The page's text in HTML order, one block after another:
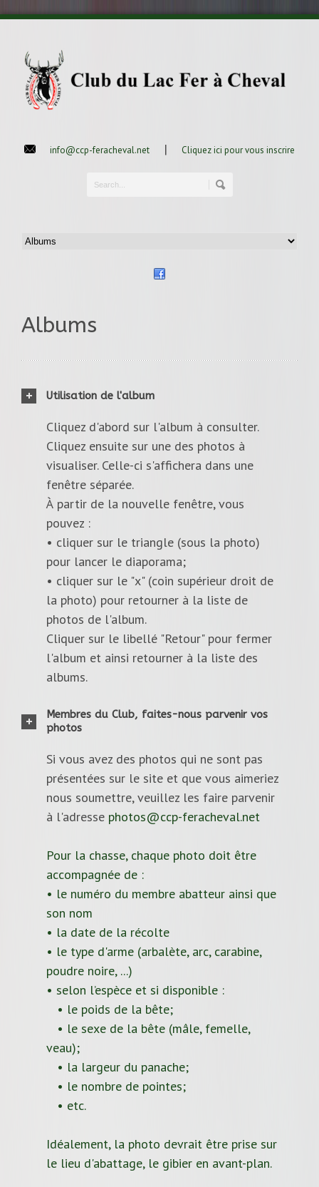
info@ccp-feracheval.net | Cliquez ici pour vous inscrire
Albums
Utilisation de l'album
Cliquez d'abord sur l'album à consulter.
Cliquez ensuite sur une des photos à
visualiser. Celle-ci s'affichera dans une
fenêtre séparée.
À partir de la nouvelle fenêtre, vous
pouvez :
• cliquer sur le triangle (sous la photo)
pour lancer le diaporama;
• cliquer sur le "x" (coin supérieur droit de
la photo) pour retourner à la liste de
photos de l'album.
Cliquer sur le libellé "Retour" pour fermer
l'album et ainsi retourner à la liste des
albums.
Membres du Club, faites-nous parvenir vos
photos
Si vous avez des photos qui ne sont pas
présentées sur le site et que vous aimeriez
nous soumettre, veuillez les faire parvenir
à l'adresse photos@ccp-feracheval.net
Pour la chasse, chaque photo doit être
accompagnée de :
• le numéro du membre abatteur ainsi que
son nom
• la date de la récolte
• le type d'arme (arbalète, arc, carabine,
poudre noire, ...)
• selon l’espèce et si disponible :
• le poids de la bête;
• le sexe de la bête (mâle, femelle,
veau);
• la largeur du panache;
• le nombre de pointes;
• etc.
Idéalement, la photo devrait être prise sur
le lieu d'abattage, le gibier en avant-plan.